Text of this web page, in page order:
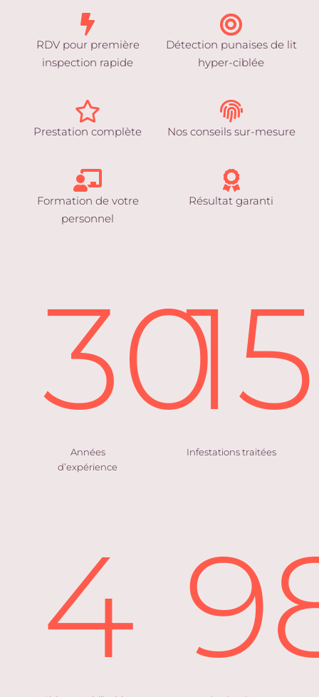
RDV pour première
inspection rapide
Détection punaises de lit
hyper-ciblée
Prestation complète Nos conseils sur-mesure
Formation de votre
personnel
Résultat garanti
30
Années
d’expérience
Infestations traitées
4